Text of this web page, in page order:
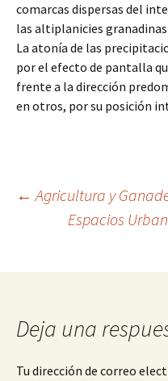
comarcas dispersas del
las altiplanicies
La atonía de las
por el efecto de pantalla
frente a la dirección
en otros, por su posición
← Agricultura y
Espacios
Deja una
Tu dirección de correo